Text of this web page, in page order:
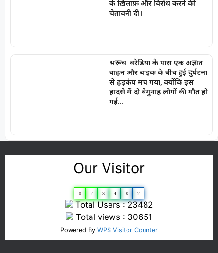
के ख़िलाफ़ और विरोध करने की
चेतावनी दी।
भरूच: वरेडिया के पास एक अज्ञात
वाहन और बाइक के बीच हुई दुर्घटना
से हड़कंप मच गया, क्योंकि इस
हादसे में दो बेगुनाह लोगों की मौत हो
गई…
Our Visitor
0 2 3 4 8 2
Total Users : 23482
Total views : 30651
Powered By WPS Visitor Counter